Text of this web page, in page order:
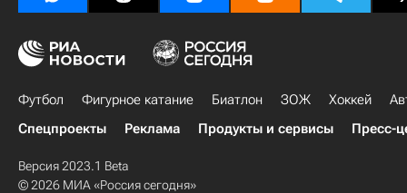
Футбол Фигурное катание Биатлон ЗОЖ Хоккей
Спецпроекты
Реклама Продукты и сервисы Пресс-
Версия 2023.1 Beta
© 2026 МИА «Россия сегодня»